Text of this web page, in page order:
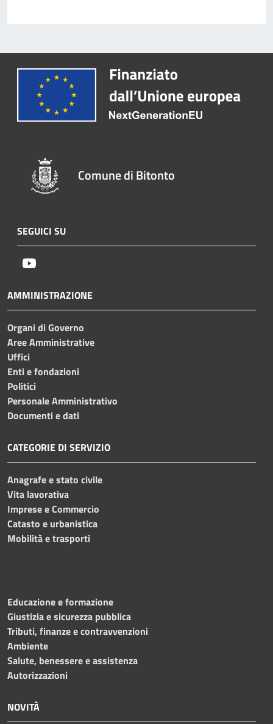
Comune di Bitonto
SEGUICI SU
AMMINISTRAZIONE
Organi di Governo
Aree Amministrative
Uffici
Enti e fondazioni
Politici
Personale Amministrativo
Documenti e dati
CATEGORIE DI SERVIZIO
Anagrafe e stato civile
Vita lavorativa
Imprese e Commercio
Catasto e urbanistica
Mobilità e trasporti
Educazione e formazione
Giustizia e sicurezza pubblica
Tributi, finanze e contravvenzioni
Ambiente
Salute, benessere e assistenza
Autorizzazioni
NOVITÀ